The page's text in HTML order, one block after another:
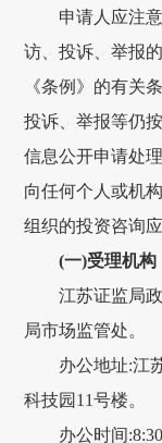
申请人应注
访、投诉、举报
《条例》的有关
投诉、举报等仍
信息公开申请处
向任何个人或机
组织的投资咨询
(一)受理机构
江苏证监局
局市场监管处。
办公地址:江
科技园11号楼。
办公时间